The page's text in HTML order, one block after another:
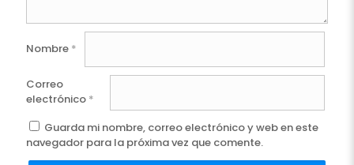
Nombre *
Correo
electrónico *
Guarda mi nombre, correo electrónico y web en este
navegador para la próxima vez que comente.